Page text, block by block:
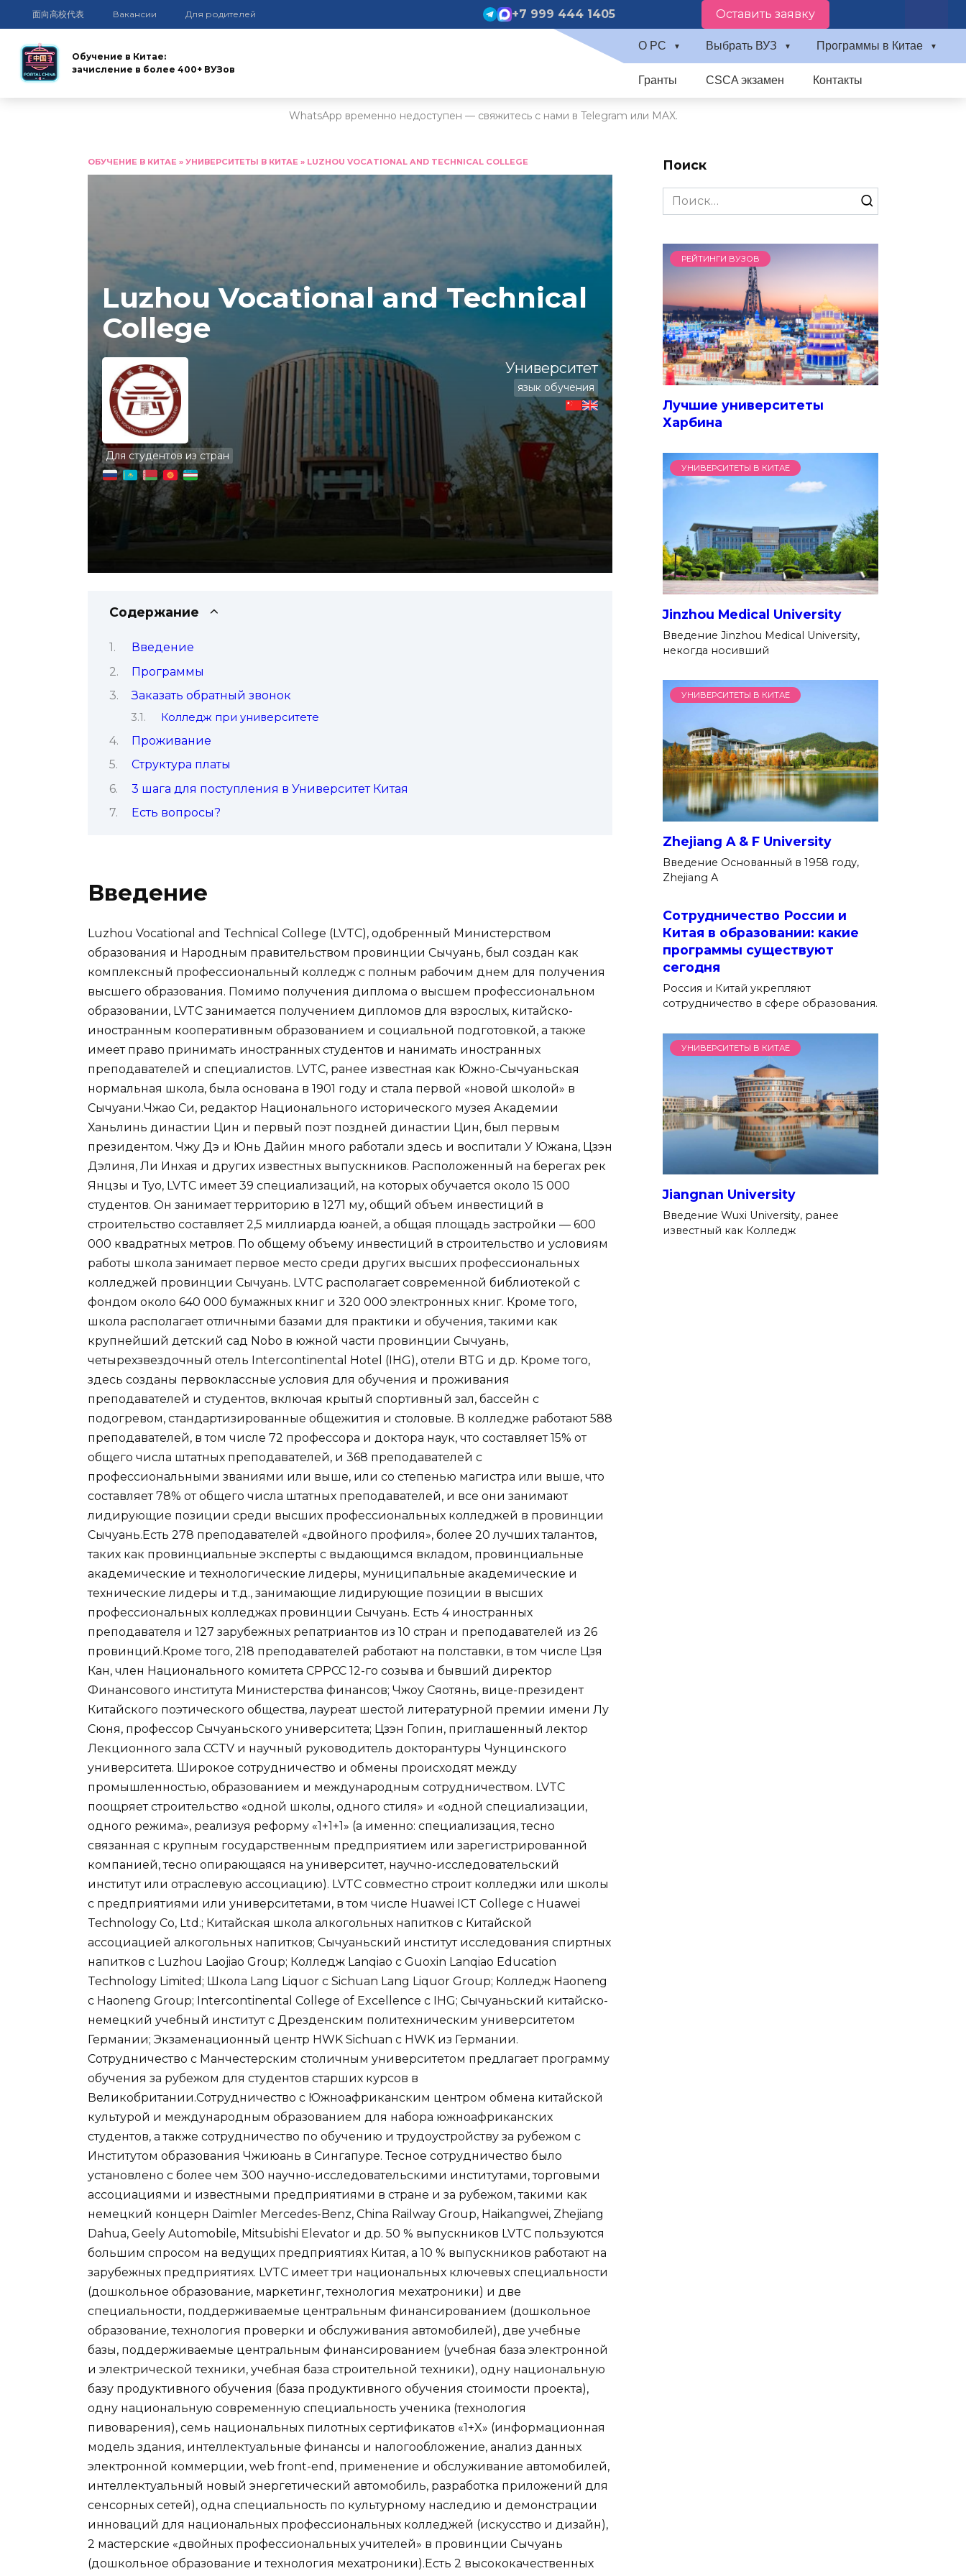
面向高校代表 Вакансии Для родителей +7 999 444 1405 Оставить заявку
Обучение в Китае:
зачисление в более 400+ ВУЗов
О PC Выбрать ВУЗ Программы в Китае
Гранты CSCA экзамен Контакты
WhatsApp временно недоступен — свяжитесь с нами в Telegram или MAX.
ОБУЧЕНИЕ В КИТАЕ » УНИВЕРСИТЕТЫ В КИТАЕ » LUZHOU VOCATIONAL AND TECHNICAL COLLEGE
Luzhou Vocational and Technical
College
Для студентов из стран
Университет
язык обучения
Содержание
Введение
Программы
Заказать обратный звонок
Колледж при университете
Проживание
Структура платы
3 шага для поступления в Университет Китая
Есть вопросы?
Введение
Luzhou Vocational and Technical College (LVTC), одобренный Министерством
образования и Народным правительством провинции Сычуань, был создан как
комплексный профессиональный колледж с полным рабочим днем для получения
высшего образования. Помимо получения диплома о высшем профессиональном
образовании, LVTC занимается получением дипломов для взрослых, китайско-
иностранным кооперативным образованием и социальной подготовкой, а также
имеет право принимать иностранных студентов и нанимать иностранных
преподавателей и специалистов. LVTC, ранее известная как Южно-Сычуаньская
нормальная школа, была основана в 1901 году и стала первой «новой школой» в
Сычуани.Чжао Си, редактор Национального исторического музея Академии
Ханьлинь династии Цин и первый поэт поздней династии Цин, был первым
президентом. Чжу Дэ и Юнь Дайин много работали здесь и воспитали У Южана, Цзэн
Дэлиня, Ли Инхая и других известных выпускников. Расположенный на берегах рек
Янцзы и Туо, LVTC имеет 39 специализаций, на которых обучается около 15 000
студентов. Он занимает территорию в 1271 му, общий объем инвестиций в
строительство составляет 2,5 миллиарда юаней, а общая площадь застройки — 600
000 квадратных метров. По общему объему инвестиций в строительство и условиям
работы школа занимает первое место среди других высших профессиональных
колледжей провинции Сычуань. LVTC располагает современной библиотекой с
фондом около 640 000 бумажных книг и 320 000 электронных книг. Кроме того,
школа располагает отличными базами для практики и обучения, такими как
крупнейший детский сад Nobo в южной части провинции Сычуань,
четырехзвездочный отель Intercontinental Hotel (IHG), отели BTG и др. Кроме того,
здесь созданы первоклассные условия для обучения и проживания
преподавателей и студентов, включая крытый спортивный зал, бассейн с
подогревом, стандартизированные общежития и столовые. В колледже работают 588
преподавателей, в том числе 72 профессора и доктора наук, что составляет 15% от
общего числа штатных преподавателей, и 368 преподавателей с
профессиональными званиями или выше, или со степенью магистра или выше, что
составляет 78% от общего числа штатных преподавателей, и все они занимают
лидирующие позиции среди высших профессиональных колледжей в провинции
Сычуань.Есть 278 преподавателей «двойного профиля», более 20 лучших талантов,
таких как провинциальные эксперты с выдающимся вкладом, провинциальные
академические и технологические лидеры, муниципальные академические и
технические лидеры и т.д., занимающие лидирующие позиции в высших
профессиональных колледжах провинции Сычуань. Есть 4 иностранных
преподавателя и 127 зарубежных репатриантов из 10 стран и преподавателей из 26
провинций.Кроме того, 218 преподавателей работают на полставки, в том числе Цзя
Кан, член Национального комитета CPPCC 12-го созыва и бывший директор
Финансового института Министерства финансов; Чжоу Сяотянь, вице-президент
Китайского поэтического общества, лауреат шестой литературной премии имени Лу
Сюня, профессор Сычуаньского университета; Цзэн Гопин, приглашенный лектор
Лекционного зала CCTV и научный руководитель докторантуры Чунцинского
университета. Широкое сотрудничество и обмены происходят между
промышленностью, образованием и международным сотрудничеством. LVTC
поощряет строительство «одной школы, одного стиля» и «одной специализации,
одного режима», реализуя реформу «1+1+1» (а именно: специализация, тесно
связанная с крупным государственным предприятием или зарегистрированной
компанией, тесно опирающаяся на университет, научно-исследовательский
институт или отраслевую ассоциацию). LVTC совместно строит колледжи или школы
с предприятиями или университетами, в том числе Huawei ICT College с Huawei
Technology Co, Ltd.; Китайская школа алкогольных напитков с Китайской
ассоциацией алкогольных напитков; Сычуаньский институт исследования спиртных
напитков с Luzhou Laojiao Group; Колледж Lanqiao с Guoxin Lanqiao Education
Technology Limited; Школа Lang Liquor с Sichuan Lang Liquor Group; Колледж Haoneng
с Haoneng Group; Intercontinental College of Excellence с IHG; Сычуаньский китайско-
немецкий учебный институт с Дрезденским политехническим университетом
Германии; Экзаменационный центр HWK Sichuan с HWK из Германии.
Сотрудничество с Манчестерским столичным университетом предлагает программу
обучения за рубежом для студентов старших курсов в
Великобритании.Сотрудничество с Южноафриканским центром обмена китайской
культурой и международным образованием для набора южноафриканских
студентов, а также сотрудничество по обучению и трудоустройству за рубежом с
Институтом образования Чжиюань в Сингапуре. Тесное сотрудничество было
установлено с более чем 300 научно-исследовательскими институтами, торговыми
ассоциациями и известными предприятиями в стране и за рубежом, такими как
немецкий концерн Daimler Mercedes-Benz, China Railway Group, Haikangwei, Zhejiang
Dahua, Geely Automobile, Mitsubishi Elevator и др. 50 % выпускников LVTC пользуются
большим спросом на ведущих предприятиях Китая, а 10 % выпускников работают на
зарубежных предприятиях. LVTC имеет три национальных ключевых специальности
(дошкольное образование, маркетинг, технология мехатроники) и две
специальности, поддерживаемые центральным финансированием (дошкольное
образование, технология проверки и обслуживания автомобилей), две учебные
базы, поддерживаемые центральным финансированием (учебная база электронной
и электрической техники, учебная база строительной техники), одну национальную
базу продуктивного обучения (база продуктивного обучения стоимости проекта),
одну национальную современную специальность ученика (технология
пивоварения), семь национальных пилотных сертификатов «1+X» (информационная
модель здания, интеллектуальные финансы и налогообложение, анализ данных
электронной коммерции, web front-end, применение и обслуживание автомобилей,
интеллектуальный новый энергетический автомобиль, разработка приложений для
сенсорных сетей), одна специальность по культурному наследию и демонстрации
инноваций для национальных профессиональных колледжей (искусство и дизайн),
2 мастерские «двойных профессиональных учителей» в провинции Сычуань
(дошкольное образование и технология мехатроники).Есть 2 высококачественных
Поиск
Search
for:
РЕЙТИНГИ ВУЗОВ
Лучшие университеты
Харбина
УНИВЕРСИТЕТЫ В КИТАЕ
Jinzhou Medical University
Введение Jinzhou Medical University,
некогда носивший
УНИВЕРСИТЕТЫ В КИТАЕ
Zhejiang A & F University
Введение Основанный в 1958 году,
Zhejiang A
Сотрудничество России и
Китая в образовании: какие
программы существуют
сегодня
Россия и Китай укрепляют
сотрудничество в сфере образования.
УНИВЕРСИТЕТЫ В КИТАЕ
Jiangnan University
Введение Wuxi University, ранее
известный как Колледж